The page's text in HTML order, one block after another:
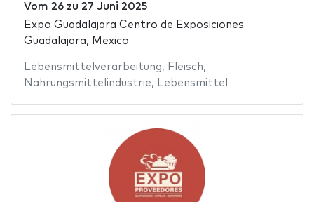
Vom 26zu 27 Juni 2025
Expo Guadalajara Centro de Exposiciones
Guadalajara, Mexico
Lebensmittelverarbeitung, Fleisch,
Nahrungsmittelindustrie, Lebensmittel